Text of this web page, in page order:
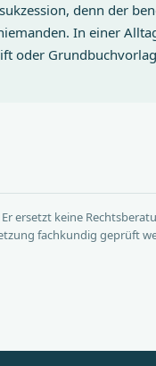
denn der
In einer
oder
ersetzt keine
fachkundig geprüft